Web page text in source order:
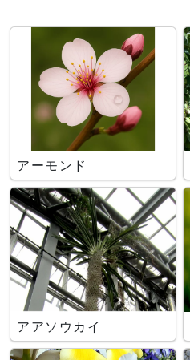
アーモンド
アアソウカイ